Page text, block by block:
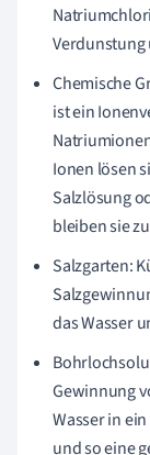
Chemische
ist ein
Ionen lösen
Salzlösung
bleiben sie
Salzgarten:
das Wasser
Gewinnung
Wasser in
und so eine